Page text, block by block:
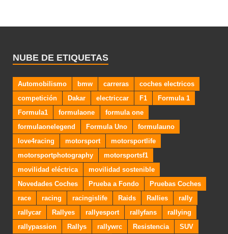
NUBE DE ETIQUETAS
Automobilismo bmw carreras
coches electricos
competición
Dakar electriccar F1
Formula 1
Formula1
formulaone
formula one
formulaonelegend
Formula Uno
formulauno
love4racing
motorsport
motorsportlife
motorsportphotography
motorsportsf1
movilidad eléctrica
movilidad sostenible
Novedades Coches
Prueba a Fondo
Pruebas Coches
race
racing racingislife Raids Rallies
rally
rallycar
Rallyes rallyesport rallyfans
rallying
rallypassion
Rallys rallywrc Resistencia
SUV